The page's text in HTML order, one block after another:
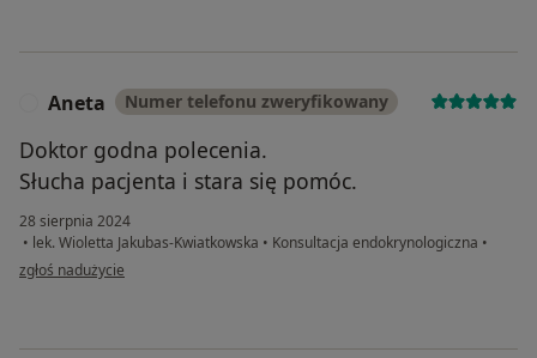
Aneta Numer telefonu zweryfikowany
Doktor godna polecenia.
Słucha pacjenta i stara się pomóc.
28 sierpnia 2024
• lek. Wioletta Jakubas-Kwiatkowska • Konsultacja endokrynologiczna •
w opinii użytkownika Aneta
zgłoś nadużycie